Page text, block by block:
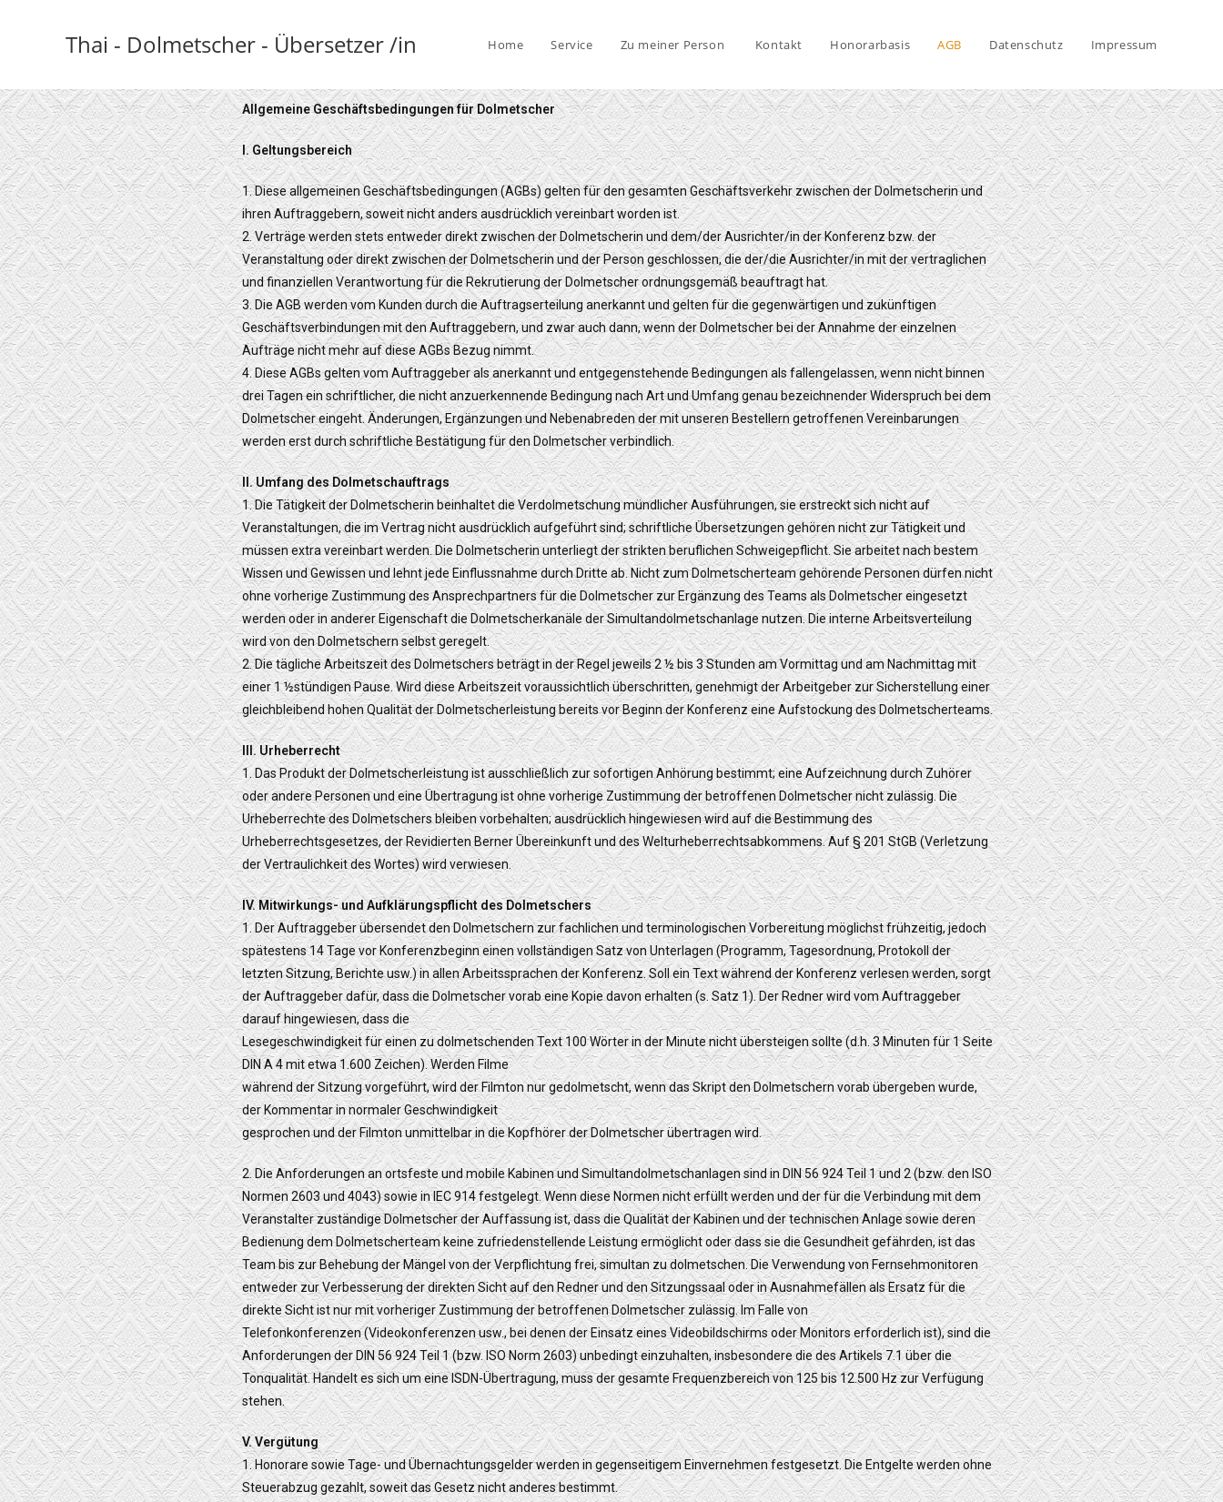
Thai - Dolmetscher - Übersetzer /in Home Service Zu meiner Person Kontakt Honorarbasis AGB Datenschutz Impressum
Allgemeine Geschäftsbedingungen für Dolmetscher
I. Geltungsbereich
1. Diese allgemeinen Geschäftsbedingungen (AGBs) gelten für den gesamten Geschäftsverkehr zwischen der Dolmetscherin und
ihren Auftraggebern, soweit nicht anders ausdrücklich vereinbart worden ist.
2. Verträge werden stets entweder direkt zwischen der Dolmetscherin und dem/der Ausrichter/in der Konferenz bzw. der
Veranstaltung oder direkt zwischen der Dolmetscherin und der Person geschlossen, die der/die Ausrichter/in mit der vertraglichen
und finanziellen Verantwortung für die Rekrutierung der Dolmetscher ordnungsgemäß beauftragt hat.
3. Die AGB werden vom Kunden durch die Auftragserteilung anerkannt und gelten für die gegenwärtigen und zukünftigen
Geschäftsverbindungen mit den Auftraggebern, und zwar auch dann, wenn der Dolmetscher bei der Annahme der einzelnen
Aufträge nicht mehr auf diese AGBs Bezug nimmt.
4. Diese AGBs gelten vom Auftraggeber als anerkannt und entgegenstehende Bedingungen als fallengelassen, wenn nicht binnen
drei Tagen ein schriftlicher, die nicht anzuerkennende Bedingung nach Art und Umfang genau bezeichnender Widerspruch bei dem
Dolmetscher eingeht. Änderungen, Ergänzungen und Nebenabreden der mit unseren Bestellern getroffenen Vereinbarungen
werden erst durch schriftliche Bestätigung für den Dolmetscher verbindlich.
II. Umfang des Dolmetschauftrags
1. Die Tätigkeit der Dolmetscherin beinhaltet die Verdolmetschung mündlicher Ausführungen, sie erstreckt sich nicht auf
Veranstaltungen, die im Vertrag nicht ausdrücklich aufgeführt sind; schriftliche Übersetzungen gehören nicht zur Tätigkeit und
müssen extra vereinbart werden. Die Dolmetscherin unterliegt der strikten beruflichen Schweigepflicht. Sie arbeitet nach bestem
Wissen und Gewissen und lehnt jede Einflussnahme durch Dritte ab. Nicht zum Dolmetscherteam gehörende Personen dürfen nicht
ohne vorherige Zustimmung des Ansprechpartners für die Dolmetscher zur Ergänzung des Teams als Dolmetscher eingesetzt
werden oder in anderer Eigenschaft die Dolmetscherkanäle der Simultandolmetschanlage nutzen. Die interne Arbeitsverteilung
wird von den Dolmetschern selbst geregelt.
2. Die tägliche Arbeitszeit des Dolmetschers beträgt in der Regel jeweils 2 ½ bis 3 Stunden am Vormittag und am Nachmittag mit
einer 1 ½stündigen Pause. Wird diese Arbeitszeit voraussichtlich überschritten, genehmigt der Arbeitgeber zur Sicherstellung einer
gleichbleibend hohen Qualität der Dolmetscherleistung bereits vor Beginn der Konferenz eine Aufstockung des Dolmetscherteams.
III. Urheberrecht
1. Das Produkt der Dolmetscherleistung ist ausschließlich zur sofortigen Anhörung bestimmt; eine Aufzeichnung durch Zuhörer
oder andere Personen und eine Übertragung ist ohne vorherige Zustimmung der betroffenen Dolmetscher nicht zulässig. Die
Urheberrechte des Dolmetschers bleiben vorbehalten; ausdrücklich hingewiesen wird auf die Bestimmung des
Urheberrechtsgesetzes, der Revidierten Berner Übereinkunft und des Welturheberrechtsabkommens. Auf § 201 StGB (Verletzung
der Vertraulichkeit des Wortes) wird verwiesen.
IV. Mitwirkungs- und Aufklärungspflicht des Dolmetschers
1. Der Auftraggeber übersendet den Dolmetschern zur fachlichen und terminologischen Vorbereitung möglichst frühzeitig, jedoch
spätestens 14 Tage vor Konferenzbeginn einen vollständigen Satz von Unterlagen (Programm, Tagesordnung, Protokoll der
letzten Sitzung, Berichte usw.) in allen Arbeitssprachen der Konferenz. Soll ein Text während der Konferenz verlesen werden, sorgt
der Auftraggeber dafür, dass die Dolmetscher vorab eine Kopie davon erhalten (s. Satz 1). Der Redner wird vom Auftraggeber
darauf hingewiesen, dass die
Lesegeschwindigkeit für einen zu dolmetschenden Text 100 Wörter in der Minute nicht übersteigen sollte (d.h. 3 Minuten für 1 Seite
DIN A 4 mit etwa 1.600 Zeichen). Werden Filme
während der Sitzung vorgeführt, wird der Filmton nur gedolmetscht, wenn das Skript den Dolmetschern vorab übergeben wurde,
der Kommentar in normaler Geschwindigkeit
gesprochen und der Filmton unmittelbar in die Kopfhörer der Dolmetscher übertragen wird.
2. Die Anforderungen an ortsfeste und mobile Kabinen und Simultandolmetschanlagen sind in DIN 56 924 Teil 1 und 2 (bzw. den ISO
Normen 2603 und 4043) sowie in IEC 914 festgelegt. Wenn diese Normen nicht erfüllt werden und der für die Verbindung mit dem
Veranstalter zuständige Dolmetscher der Auffassung ist, dass die Qualität der Kabinen und der technischen Anlage sowie deren
Bedienung dem Dolmetscherteam keine zufriedenstellende Leistung ermöglicht oder dass sie die Gesundheit gefährden, ist das
Team bis zur Behebung der Mängel von der Verpflichtung frei, simultan zu dolmetschen. Die Verwendung von Fernsehmonitoren
entweder zur Verbesserung der direkten Sicht auf den Redner und den Sitzungssaal oder in Ausnahmefällen als Ersatz für die
direkte Sicht ist nur mit vorheriger Zustimmung der betroffenen Dolmetscher zulässig. Im Falle von
Telefonkonferenzen (Videokonferenzen usw., bei denen der Einsatz eines Videobildschirms oder Monitors erforderlich ist), sind die
Anforderungen der DIN 56 924 Teil 1 (bzw. ISO Norm 2603) unbedingt einzuhalten, insbesondere die des Artikels 7.1 über die
Tonqualität. Handelt es sich um eine ISDN-Übertragung, muss der gesamte Frequenzbereich von 125 bis 12.500 Hz zur Verfügung
stehen.
V. Vergütung
1. Honorare sowie Tage- und Übernachtungsgelder werden in gegenseitigem Einvernehmen festgesetzt. Die Entgelte werden ohne
Steuerabzug gezahlt, soweit das Gesetz nicht anderes bestimmt.